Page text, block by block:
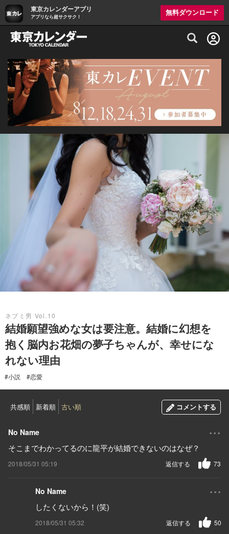
東京カレンダーアプリ
アプリなら超サクサク！
無料ダウンロード
グルメ情報・プレミアムレストラン予約
ネブミ男 Vol.10
結婚願望強めな女は要注意。結婚に幻想を
抱く脳内お花畑の夢子ちゃんが、幸せにな
れない理由
#小説 #恋愛
共感順 新着順 古い順 コメントする
No Name ...
そこまでわかってるのに龍平が結婚できないのはなぜ？
2018/05/31 05:19 73
返信する
No Name ...
したくないから！(笑)
2018/05/31 05:32 50
返信する